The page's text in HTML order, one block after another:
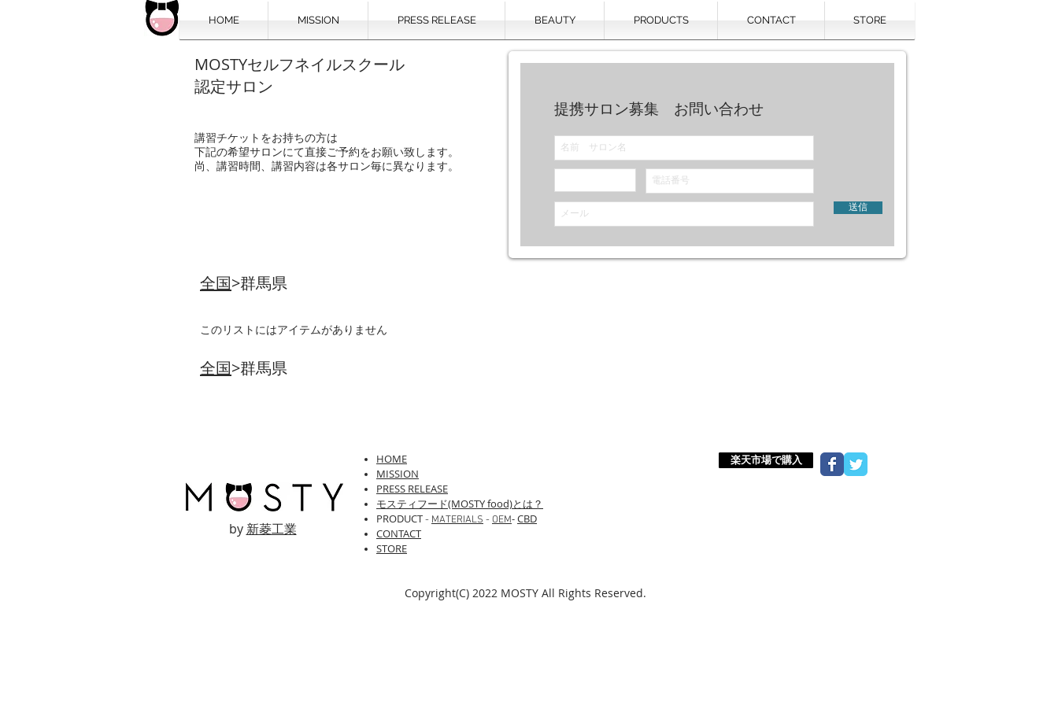
HOME MISSION PRESS RELEASE BEAUTY PRODUCTS CONTACT STORE
MOSTYセルフネイルスクール
認定サロン
講習チケットをお持ちの方は
下記の希望サロンにて直接ご予約をお願い致します。
尚、講習時間、講習内容は各サロン毎に異なります。
提携サロン募集 お問い合わせ
送信
全国>群馬県
このリストにはアイテムがありません
全国>群馬県
by 新菱工業
HOME
​​MISSION
PRESS RELEASE
モスティフード(MOSTY food)とは？
PRODUCT- MATERIALS -OEM-CBD
CONTACT
STORE
楽天市場で購入
Copyright(C) 2022 MOSTY All Rights Reserved.